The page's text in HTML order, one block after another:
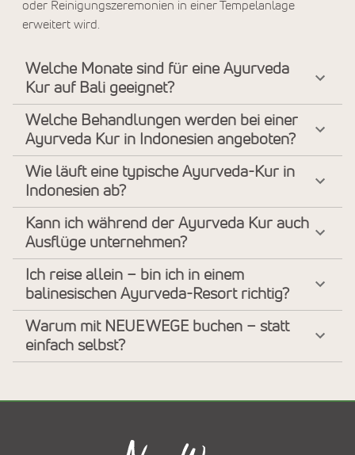
oder Reinigungszeremonien in einer Tempelanlage
erweitert wird.
Welche Monate sind für eine Ayurveda
Kur auf Bali geeignet?
Welche Behandlungen werden bei einer
Ayurveda Kur in Indonesien angeboten?
Wie läuft eine typische Ayurveda-Kur in
Indonesien ab?
Kann ich während der Ayurveda Kur auch
Ausflüge unternehmen?
Ich reise allein – bin ich in einem
balinesischen Ayurveda-Resort richtig?
Warum mit NEUE WEGE buchen – statt
einfach selbst?